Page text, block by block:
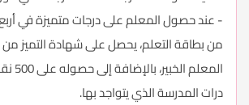
- عند حصول المعلم على درجات متميزة في أربع
من بطاقة التعلم، يحصل على شهادة التميز من
درات المدرسة الذي يتواجد بها.